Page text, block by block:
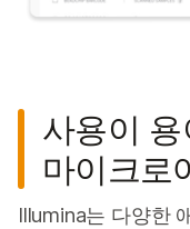
사용이
마이크로
Illumina는 다양한